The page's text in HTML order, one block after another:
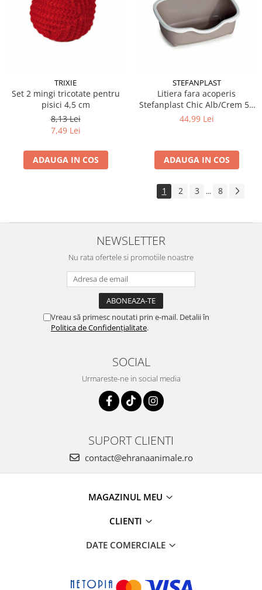
TRIXIE
Set 2 mingi tricotate pentru
pisici 4,5 cm
8,13 Lei
7,49 Lei
ADAUGA IN COS
STEFANPLAST
Litiera fara acoperis
Stefanplast Chic Alb/Crem 56
x 38,5 x 26 cm
44,99 Lei
ADAUGA IN COS
1 2 3 ... 8
NEWSLETTER
Nu rata ofertele si promotiile noastre
Vreau să primesc noutati prin e-mail. Detalii în
Politica de Confidențialitate.
SOCIAL
Urmareste-ne in social media
SUPORT CLIENTI
contact@ehranaanimale.ro
MAGAZINUL MEU
CLIENTI
DATE COMERCIALE